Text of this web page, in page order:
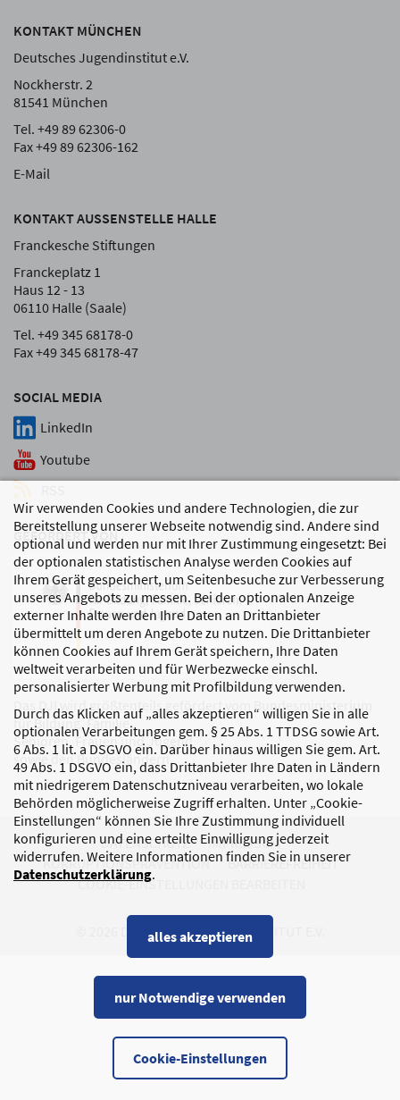
Wir verwenden Cookies und andere Technologien, die zur
Bereitstellung unserer Webseite notwendig sind. Andere sind
optional und werden nur mit Ihrer Zustimmung eingesetzt: Bei
der optionalen statistischen Analyse werden Cookies auf
Ihrem Gerät gespeichert, um Seitenbesuche zur Verbesserung
unseres Angebots zu messen. Bei der optionalen Anzeige
externer Inhalte werden Ihre Daten an Drittanbieter
übermittelt um deren Angebote zu nutzen. Die Drittanbieter
können Cookies auf Ihrem Gerät speichern, Ihre Daten
weltweit verarbeiten und für Werbezwecke einschl.
personalisierter Werbung mit Profilbildung verwenden.
Durch das Klicken auf „alles akzeptieren“ willigen Sie in alle
optionalen Verarbeitungen gem. § 25 Abs. 1 TTDSG sowie Art.
6 Abs. 1 lit. a DSGVO ein. Darüber hinaus willigen Sie gem. Art.
49 Abs. 1 DSGVO ein, dass Drittanbieter Ihre Daten in Ländern
mit niedrigerem Datenschutzniveau verarbeiten, wo lokale
Behörden möglicherweise Zugriff erhalten. Unter „Cookie-
Einstellungen“ können Sie Ihre Zustimmung individuell
konfigurieren und eine erteilte Einwilligung jederzeit
widerrufen. Weitere Informationen finden Sie in unserer
Datenschutzerklärung.
Cookie-Einstellungen
alles akzeptieren
nur Notwendige verwenden
SOCIAL MEDIA
LinkedIn
Youtube
KONTAKT MÜNCHEN
Deutsches Jugendinstitut e.V.
Nockherstr. 2
81541 München
Tel. +49 89 62306-0
Fax +49 89 62306-162
E-Mail
KONTAKT AUSSENSTELLE HALLE
Franckesche Stiftungen
Franckeplatz 1
Haus 12 - 13
06110 Halle (Saale)
Tel. +49 345 68178-0
Fax +49 345 68178-47
GEFÖRDERT VON
Das DJI wird größtenteils gefördert vom Bundesministerium
für Bildung, Familie,
Senioren, Frauen und Jugend
sowie den Bundesländern.
DATENSCHUTZ
IMPRESSUM
KORRUPTIONSPRÄVENTION
BARRIEREFREIHEIT
COOKIE-EINSTELLUNGEN BEARBEITEN
© 2026 DEUTSCHES JUGENDINSTITUT E.V.